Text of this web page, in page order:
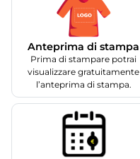
Anteprima di stampa
Prima di stampare potrai
visualizzare gratuitamente
l’anteprima di stampa.